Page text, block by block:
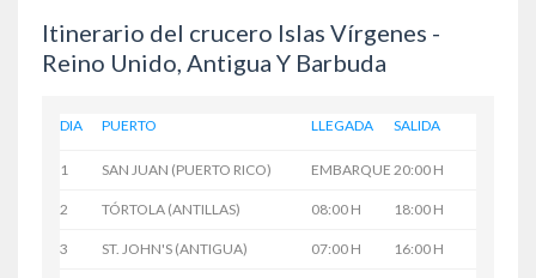
Itinerario del crucero Islas Vírgenes -
Reino Unido, Antigua Y Barbuda
DIA PUERTO LLEGADA SALIDA
1 SAN JUAN (PUERTO RICO) EMBARQUE 20:00 H
2 TÓRTOLA (ANTILLAS) 08:00 H 18:00 H
3 ST. JOHN'S (ANTIGUA) 07:00 H 16:00 H